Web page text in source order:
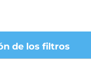
de los filtros